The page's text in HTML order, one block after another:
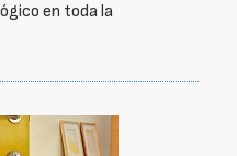
en toda la